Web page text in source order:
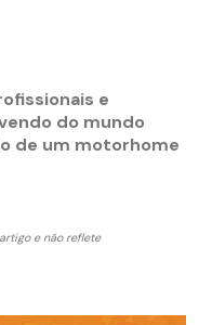
e
do mundo
de um motorhome
e não reflete